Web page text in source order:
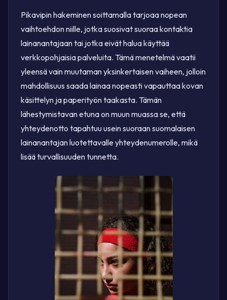
Pikavipin hakeminen soittamalla tarjoaa nopean
vaihtoehdon niille, jotka suosivat suoraa kontaktia
lainanantajaan tai jotka eivät halua käyttää
verkkopohjaisia palveluita. Tämä menetelmä vaatii
yleensä vain muutaman yksinkertaisen vaiheen, jolloin
mahdollisuus saada lainaa nopeasti vapauttaa kovan
käsittelyn ja paperityön taakasta. Tämän
lähestymistavan etuna on muun muassa se, että
yhteydenotto tapahtuu usein suoraan suomalaisen
lainanantajan luotettavalle yhteydenumerolle, mikä
lisää turvallisuuden tunnetta.